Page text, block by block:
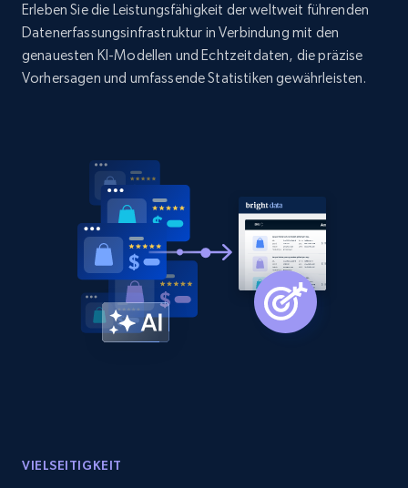
Erleben Sie die Leistungsfähigkeit der weltweit führenden
Datenerfassungsinfrastruktur in Verbindung mit den
genauesten KI-Modellen und Echtzeitdaten, die präzise
Vorhersagen und umfassende Statistiken gewährleisten.
VIELSEITIGKEIT